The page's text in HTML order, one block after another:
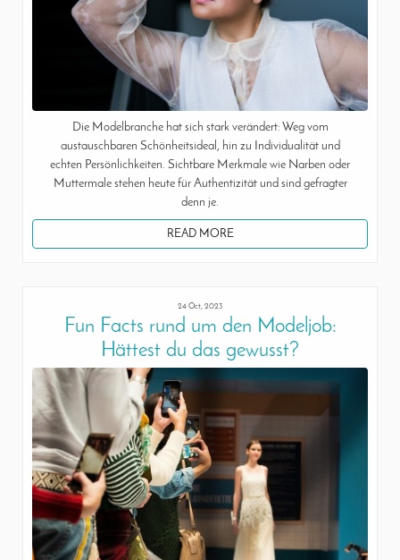
Die Modelbranche hat sich stark verändert: Weg vom
austauschbaren Schönheitsideal, hin zu Individualität und
echten Persönlichkeiten. Sichtbare Merkmale wie Narben oder
Muttermale stehen heute für Authentizität und sind gefragter
denn je.
READ MORE
24 Oct, 2023
Fun Facts rund um den Modeljob:
Hättest du das gewusst?